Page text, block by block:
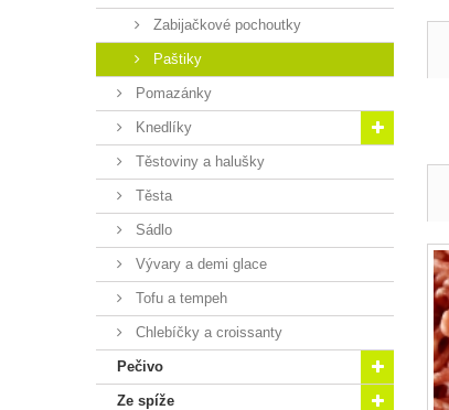
Zabijačkové pochoutky
Paštiky
Pomazánky
Knedlíky
Těstoviny a halušky
Těsta
Sádlo
Vývary a demi glace
Tofu a tempeh
Chlebíčky a croissanty
Pečivo
Ze spíže